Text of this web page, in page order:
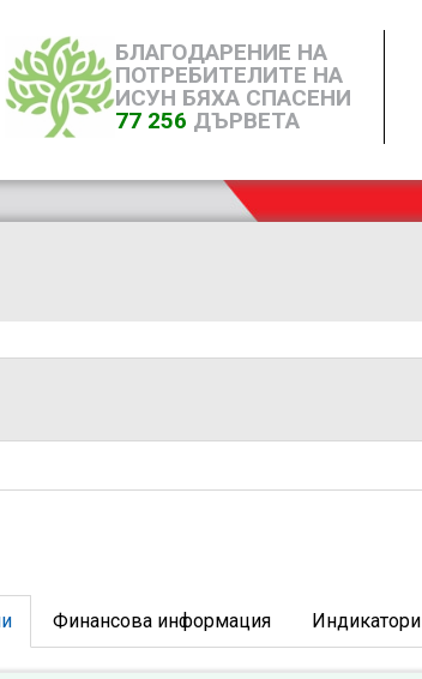
БЛАГОДАРЕНИЕ НА
ПОТРЕБИТЕЛИТЕ НА
ИСУН БЯХА СПАСЕНИ
77 256 ДЪРВЕТА
Финансова информация Индикатори